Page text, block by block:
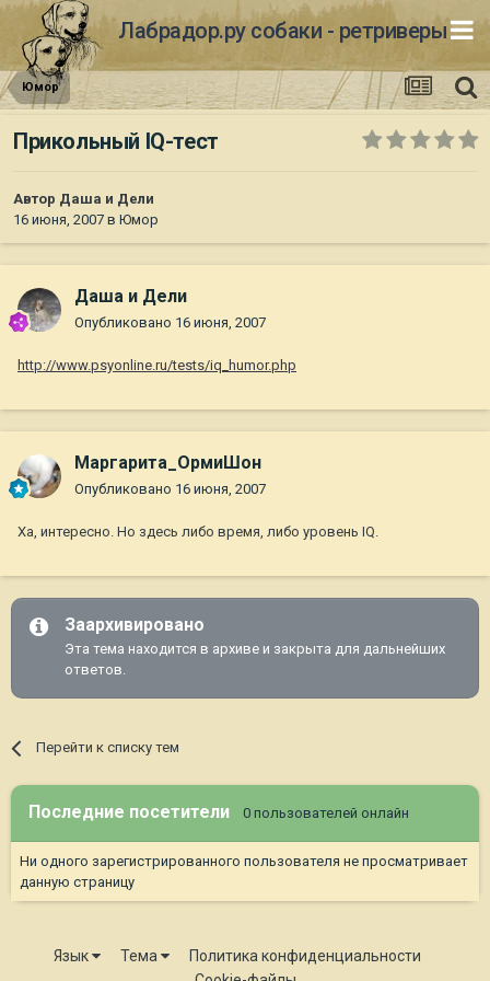
Лабрадор.ру собаки - ретриверы
Юмор
Прикольный IQ-тест
Автор Даша и Дели
16 июня, 2007 в Юмор
Даша и Дели
Опубликовано 16 июня, 2007
http://www.psyonline.ru/tests/iq_humor.php
Маргарита_ОрмиШон
Опубликовано 16 июня, 2007
Ха, интересно. Но здесь либо время, либо уровень IQ.
Заархивировано
Эта тема находится в архиве и закрыта для дальнейших
ответов.
Перейти к списку тем
Последние посетители 0 пользователей онлайн
Ни одного зарегистрированного пользователя не просматривает
данную страницу
Язык Тема
Политика конфиденциальности